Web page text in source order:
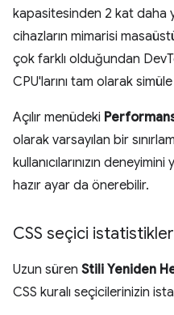
kapasitesinden 2 kat daha
cihazların mimarisi
çok farklı olduğundan
CPU'larını tam olarak
Açılır menüdeki
olarak varsayılan bir
kullanıcılarınızın
hazır ayar da önerebilir.
CSS seçici
Uzun süren Stili Yeniden
CSS kuralı seçicilerinizin